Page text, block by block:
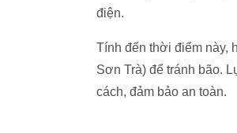
điện.
Tính đến thời điểm này,
Sơn Trà) để tránh bão.
cách, đảm bảo an toàn.